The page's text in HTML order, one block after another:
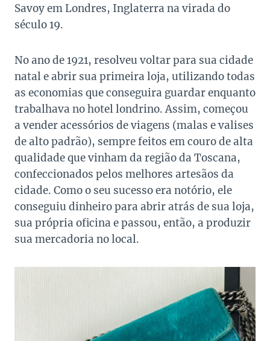
Savoy em Londres, Inglaterra na virada do
século 19.
No ano de 1921, resolveu voltar para sua cidade
natal e abrir sua primeira loja, utilizando todas
as economias que conseguira guardar enquanto
trabalhava no hotel londrino. Assim, começou
a vender acessórios de viagens (malas e valises
de alto padrão), sempre feitos em couro de alta
qualidade que vinham da região da Toscana,
confeccionados pelos melhores artesãos da
cidade. Como o seu sucesso era notório, ele
conseguiu dinheiro para abrir atrás de sua loja,
sua própria oficina e passou, então, a produzir
sua mercadoria no local.